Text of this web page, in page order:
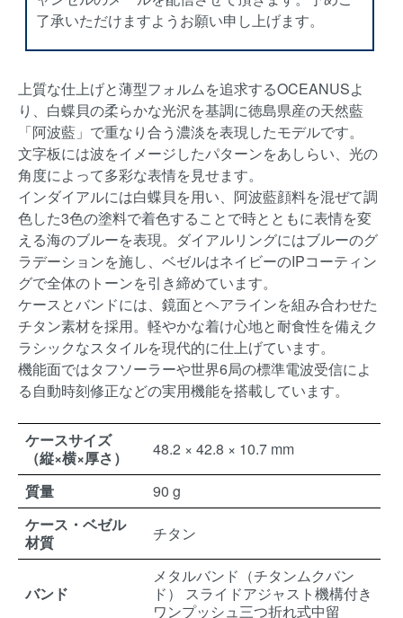
了承いただけますようお願い申し上げます。
上質な仕上げと薄型フォルムを追求するOCEANUSよ
り、白蝶貝の柔らかな光沢を基調に徳島県産の天然藍
「阿波藍」で重なり合う濃淡を表現したモデルです。
文字板には波をイメージしたパターンをあしらい、光の
角度によって多彩な表情を見せます。
インダイアルには白蝶貝を用い、阿波藍顔料を混ぜて調
色した3色の塗料で着色することで時とともに表情を変
える海のブルーを表現。ダイアルリングにはブルーのグ
ラデーションを施し、ベゼルはネイビーのIPコーティン
グで全体のトーンを引き締めています。
ケースとバンドには、鏡面とヘアラインを組み合わせた
チタン素材を採用。軽やかな着け心地と耐食性を備えク
ラシックなスタイルを現代的に仕上げています。
機能面ではタフソーラーや世界6局の標準電波受信によ
る自動時刻修正などの実用機能を搭載しています。
ケースサイズ
（縦×横×厚さ）
48.2 × 42.8 × 10.7 mm
質量
90 g
ケース・ベゼル
材質
チタン
バンド
メタルバンド（チタンムクバン
ド） スライドアジャスト機構付き
ワンプッシュ三つ折れ式中留